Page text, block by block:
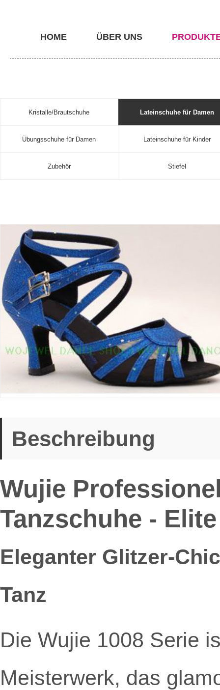
HOME ÜBER UNS
Kristalle/Brautschuhe Lateinschuhe für Damen
Übungsschuhe für Damen Lateinschuhe für Kinder
Zubehör Stiefel
Beschreibung
Wujie
Tanzschuhe -
Eleganter Glitzer-
Tanz
Die Wujie 1008 Serie
Meisterwerk, das